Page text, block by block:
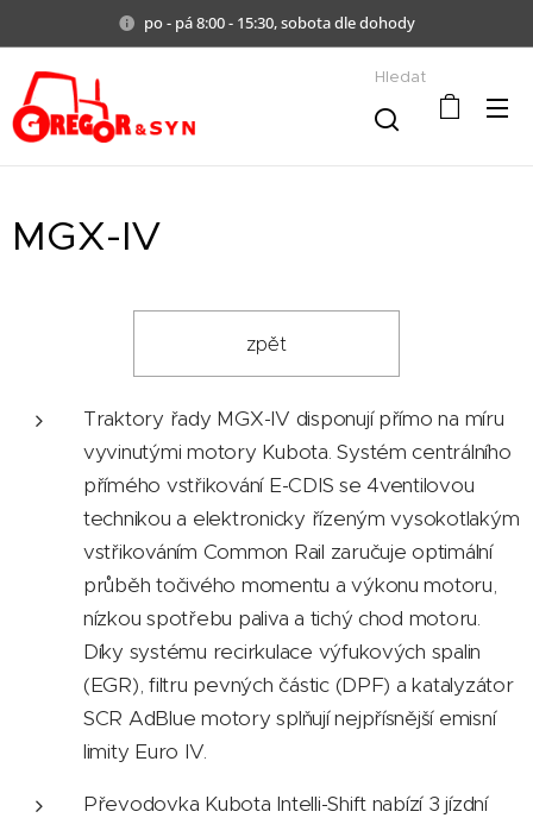
po - pá 8:00 - 15:30, sobota dle dohody
Hledat
MGX-IV
zpět
Traktory řady MGX-IV disponují přímo na míru
vyvinutými motory Kubota. Systém centrálního
přímého vstřikování E-CDIS se 4ventilovou
technikou a elektronicky řízeným vysokotlakým
vstřikováním Common Rail zaručuje optimální
průběh točivého momentu a výkonu motoru,
nízkou spotřebu paliva a tichý chod motoru.
Díky systému recirkulace výfukových spalin
(EGR), filtru pevných částic (DPF) a katalyzátor
SCR AdBlue motory splňují nejpřísnější emisní
limity Euro IV.
Převodovka Kubota Intelli-Shift nabízí 3 jízdní